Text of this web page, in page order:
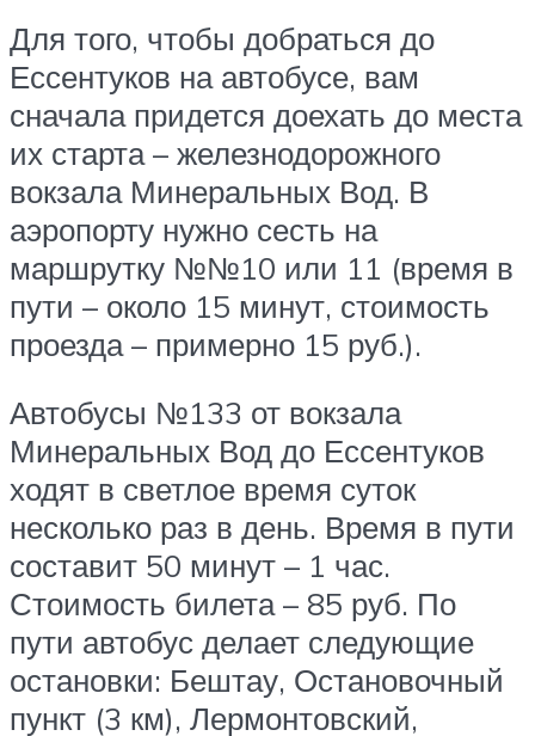
Для того, чтобы добраться до
Ессентуков на автобусе, вам
сначала придется доехать до места
их старта – железнодорожного
вокзала Минеральных Вод. В
аэропорту нужно сесть на
маршрутку №№10 или 11 (время в
пути – около 15 минут, стоимость
проезда – примерно 15 руб.).
Автобусы №133 от вокзала
Минеральных Вод до Ессентуков
ходят в светлое время суток
несколько раз в день. Время в пути
составит 50 минут – 1 час.
Стоимость билета – 85 руб. По
пути автобус делает следующие
остановки: Бештау, Остановочный
пункт (3 км), Лермонтовский,